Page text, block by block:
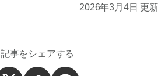
2026年3月4日 更新
記事をシェアする